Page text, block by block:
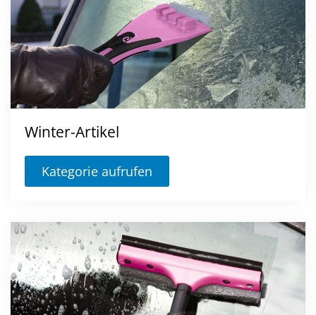
Winter-Artikel
Kategorie aufrufen